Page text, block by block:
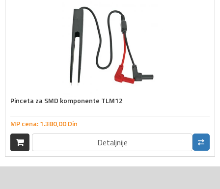
Pinceta za SMD komponente TLM12
MP cena:1.380,00Din
Detaljnije